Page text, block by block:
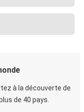
à la découverte de
de 40 pays.